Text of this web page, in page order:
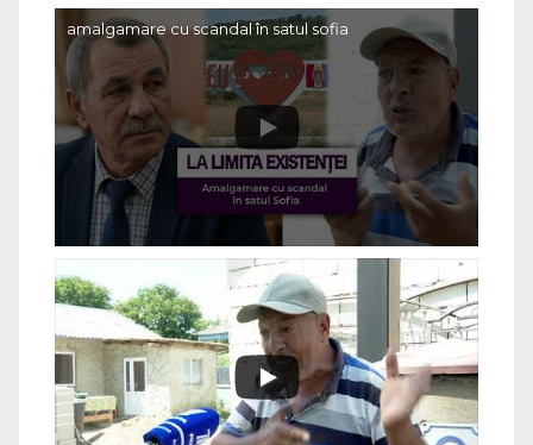
amalgamare cu scandal în satul sofia